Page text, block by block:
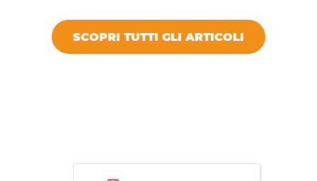
SCOPRI TUTTI GLI ARTICOLI